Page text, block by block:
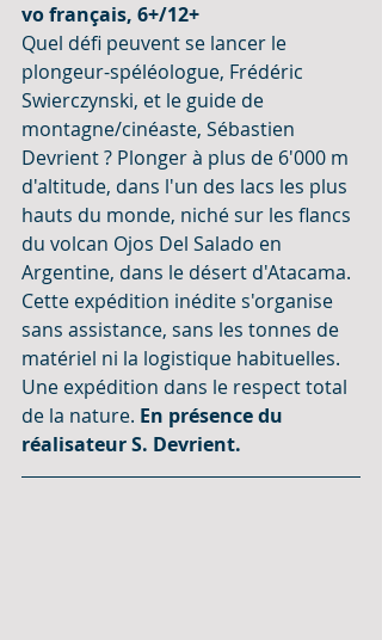
vo français, 6+/12+
Quel défi peuvent se lancer le
plongeur-spéléologue, Frédéric
Swierczynski, et le guide de
montagne/cinéaste, Sébastien
Devrient ? Plonger à plus de 6'000 m
d'altitude, dans l'un des lacs les plus
hauts du monde, niché sur les flancs
du volcan Ojos Del Salado en
Argentine, dans le désert d'Atacama.
Cette expédition inédite s'organise
sans assistance, sans les tonnes de
matériel ni la logistique habituelles.
Une expédition dans le respect total
de la nature. En présence du
réalisateur S. Devrient.